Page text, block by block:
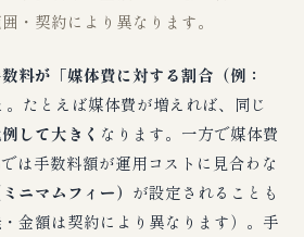
・契約により異なります。
料が「媒体費に対する割合（例：
。たとえば媒体費が増えれば、同じ
して大きく なります。一方で媒体費
は手数料額が運用コストに見合わな
ニマムフィー） が設定されることも
金額は契約により異なります）。手